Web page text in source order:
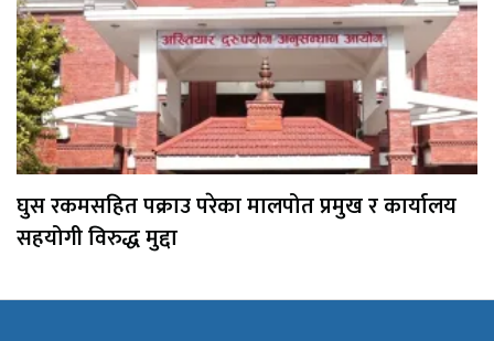
घुस रकमसहित पक्राउ परेका मालपोत प्रमुख र कार्यालय
सहयोगी विरुद्ध मुद्दा